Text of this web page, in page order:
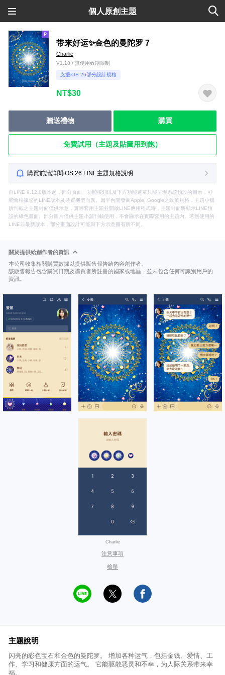
個人原創主題
带来好运✨金色的曼陀罗 7
Charlie
V1.18 / 無使用效期限制
支援iOS 26部分設計規格
NT$30
贈送禮物 購買
免費試用（主題及貼圖用到飽）
購買前請詳閱iOS 26 LINE主題規格說明
自LINE 9.12.0版本起，部分頁面、功能按鈕以及下方功能選單只能呈現系統預設的圖示，可
能會根據您的LINE版本及裝置機型而異。因平台開發商Apple, Google之政策規格，主題小舖
所刊載之主題封面僅供示意，實際套用主題並開啟LINE應用程式時，主題封面將顯示LINE預
設的綠色畫面。部分圖片僅供主題小舖刊載使用，不會顯示在實際套用的主題內。若您使用的
LINE非最新版本，部分畫面設計可能與下方示意圖有所不同。
關於提供給創作者的資訊
本公司收集相關購買數據以提供販售報告給內容創作者。
該販售報告包含購買日期及購買者所註冊的國家或地區，並未包含任何可識別用戶的
資訊。
Charlie
注意事項
檢舉
主題說明
闪亮的彩色宝石和金色的曼陀罗。 增加各种运气，包括金钱、爱情、工
作、学习和健康方面的运气。 它能驱散恶灵和不幸，为人际关系带来幸
福。